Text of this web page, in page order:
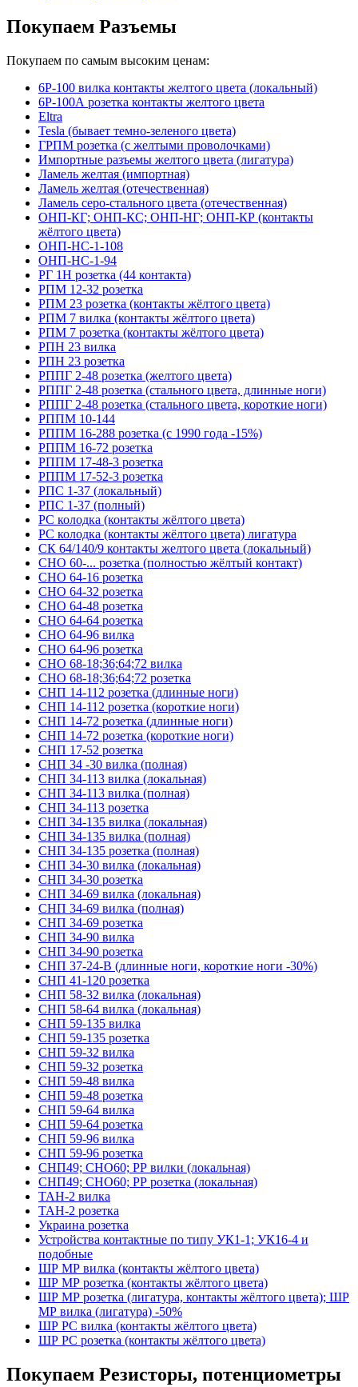
Покупаем Разъемы
Покупаем по самым высоким ценам:
6Р-100 вилка контакты желтого цвета (локальный)
6Р-100А розетка контакты желтого цвета
Eltra
Tesla (бывает темно-зеленого цвета)
ГРПМ розетка (с желтыми проволочками)
Импортные разъемы желтого цвета (лигатура)
Ламель желтая (импортная)
Ламель желтая (отечественная)
Ламель серо-стального цвета (отечественная)
ОНП-КГ; ОНП-КС; ОНП-НГ; ОНП-КР (контакты
жёлтого цвета)
ОНП-НС-1-108
ОНП-НС-1-94
РГ 1Н розетка (44 контакта)
РПМ 12-32 розетка
РПМ 23 розетка (контакты жёлтого цвета)
РПМ 7 вилка (контакты жёлтого цвета)
РПМ 7 розетка (контакты жёлтого цвета)
РПН 23 вилка
РПН 23 розетка
РППГ 2-48 розетка (желтого цвета)
РППГ 2-48 розетка (стального цвета, длинные ноги)
РППГ 2-48 розетка (стального цвета, короткие ноги)
РППМ 10-144
РППМ 16-288 розетка (с 1990 года -15%)
РППМ 16-72 розетка
РППМ 17-48-3 розетка
РППМ 17-52-3 розетка
РПС 1-37 (локальный)
РПС 1-37 (полный)
РС колодка (контакты жёлтого цвета)
РС колодка (контакты жёлтого цвета) лигатура
СК 64/140/9 контакты желтого цвета (локальный)
СНО 60-... розетка (полностью жёлтый контакт)
СНО 64-16 розетка
СНО 64-32 розетка
СНО 64-48 розетка
СНО 64-64 розетка
СНО 64-96 вилка
СНО 64-96 розетка
СНО 68-18;36;64;72 вилка
СНО 68-18;36;64;72 розетка
СНП 14-112 розетка (длинные ноги)
СНП 14-112 розетка (короткие ноги)
СНП 14-72 розетка (длинные ноги)
СНП 14-72 розетка (короткие ноги)
СНП 17-52 розетка
СНП 34 -30 вилка (полная)
СНП 34-113 вилка (локальная)
СНП 34-113 вилка (полная)
СНП 34-113 розетка
СНП 34-135 вилка (локальная)
СНП 34-135 вилка (полная)
СНП 34-135 розетка (полная)
СНП 34-30 вилка (локальная)
СНП 34-30 розетка
СНП 34-69 вилка (локальная)
СНП 34-69 вилка (полная)
СНП 34-69 розетка
СНП 34-90 вилка
СНП 34-90 розетка
СНП 37-24-В (длинные ноги, короткие ноги -30%)
СНП 41-120 розетка
СНП 58-32 вилка (локальная)
СНП 58-64 вилка (локальная)
СНП 59-135 вилка
СНП 59-135 розетка
СНП 59-32 вилка
СНП 59-32 розетка
СНП 59-48 вилка
СНП 59-48 розетка
СНП 59-64 вилка
СНП 59-64 розетка
СНП 59-96 вилка
СНП 59-96 розетка
СНП49; СНО60; РР вилки (локальная)
СНП49; СНО60; РР розетка (локальная)
ТАН-2 вилка
ТАН-2 розетка
Украина розетка
Устройства контактные по типу УК1-1; УК16-4 и
подобные
ШР МР вилка (контакты жёлтого цвета)
ШР МР розетка (контакты жёлтого цвета)
ШР МР розетка (лигатура, контакты жёлтого цвета); ШР
МР вилка (лигатура) -50%
ШР РС вилка (контакты жёлтого цвета)
ШР РС розетка (контакты жёлтого цвета)
Покупаем Резисторы, потенциометры